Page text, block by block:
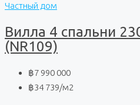
Частный дом
Вилла 4 спальни
(NR109)
฿7 990 000
฿34 739/м2